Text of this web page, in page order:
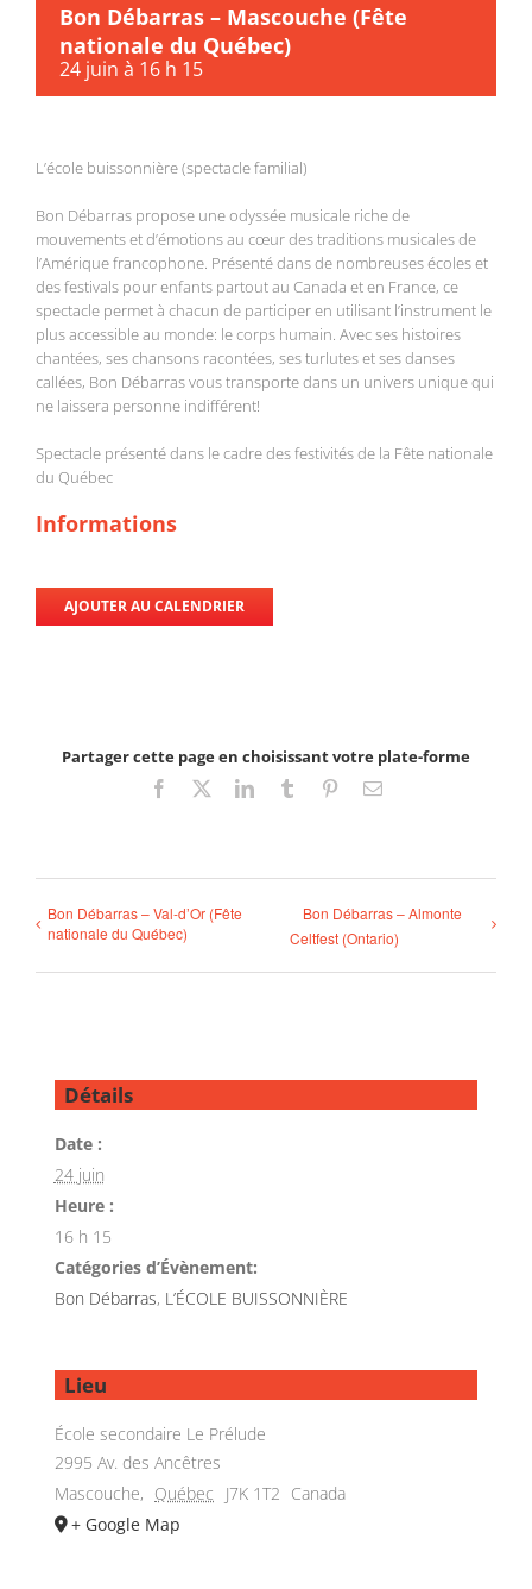
Bon Débarras – Mascouche (Fête
nationale du Québec)
24 juin à 16 h 15
L’école buissonnière (spectacle familial)
Bon Débarras propose une odyssée musicale riche de
mouvements et d’émotions au cœur des traditions musicales de
l’Amérique francophone. Présenté dans de nombreuses écoles et
des festivals pour enfants partout au Canada et en France, ce
spectacle permet à chacun de participer en utilisant l’instrument le
plus accessible au monde: le corps humain. Avec ses histoires
chantées, ses chansons racontées, ses turlutes et ses danses
callées, Bon Débarras vous transporte dans un univers unique qui
ne laissera personne indifférent!
Spectacle présenté dans le cadre des festivités de la Fête nationale
du Québec
Informations
AJOUTER AU CALENDRIER
Partager cette page en choisissant votre plate-forme
Facebook LinkedInTumblr PinterestEmail
Bon Débarras – Val-d’Or (Fête
nationale du Québec)
Bon Débarras – Almonte
Celtfest (Ontario)
Détails
Date :
24 juin
Heure :
16 h 15
Catégories d’Évènement:
Bon Débarras, L’ÉCOLE BUISSONNIÈRE
Lieu
École secondaire Le Prélude
2995 Av. des Ancêtres
Mascouche, Québec J7K 1T2 Canada
+ Google Map